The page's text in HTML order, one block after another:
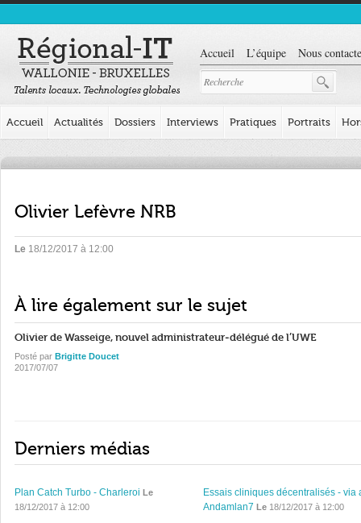
Accueil L’équipe Nous
Accueil Actualités Dossiers Interviews Pratiques Portraits
Olivier Lefèvre NRB
Le 18/12/2017 à 12:00
À lire également sur le sujet
Olivier de Wasseige, nouvel administrateur-délégué de l’UWE
Posté par Brigitte Doucet
2017/07/07
Derniers médias
Plan Catch Turbo - Charleroi Le
18/12/2017 à 12:00
Essais cliniques décentralisés - via
Andamlan7 Le18/12/2017 à 12:00